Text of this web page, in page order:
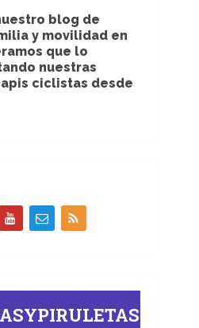
blog de
y movilidad en
que lo
nuestras
ciclistas desde